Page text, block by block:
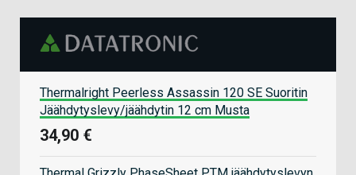
Thermalright Peerless Assassin 120 SE Suoritin
Jäähdytyslevy/jäähdytin 12 cm Musta
34,90 €